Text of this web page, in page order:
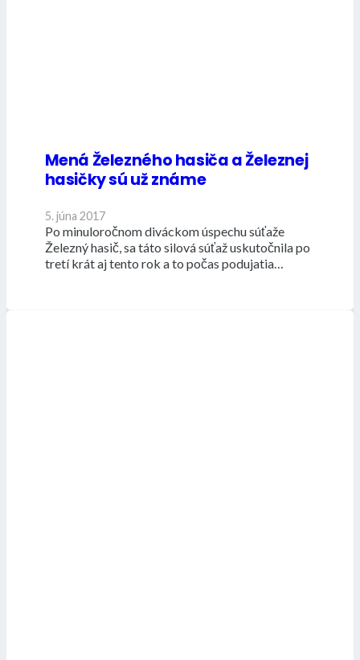
Mená Železného hasiča a Železnej
hasičky sú už známe
5. júna 2017
Po minuloročnom diváckom úspechu súťaže
Železný hasič, sa táto silová súťaž uskutočnila po
tretí krát aj tento rok a to počas podujatia…